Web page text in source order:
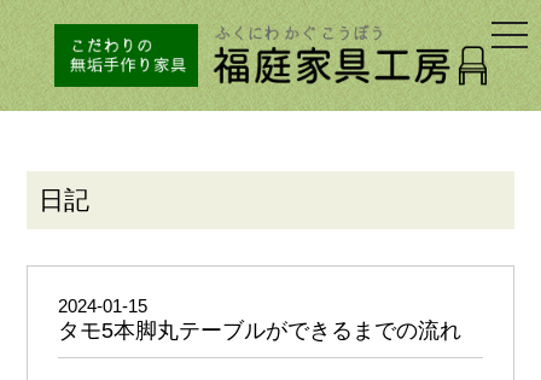
日記
2024-01-15
タモ5本脚丸テーブルができるまでの流れ